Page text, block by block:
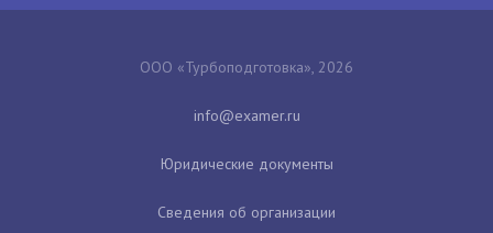
ООО «Турбоподготовка», 2026
Юридические документы
Сведения об организации